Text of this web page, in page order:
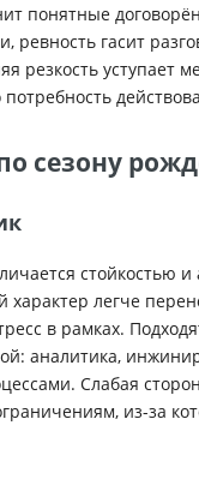
понятные
ревность гасит
резкость уступает
сезону
стойкостью и
характер легче
в рамках.
аналитика,
Слабая
из-за